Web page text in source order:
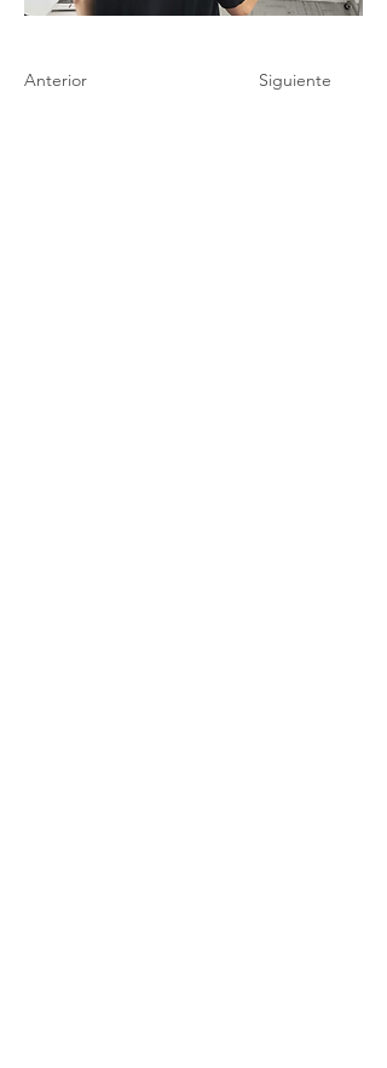
Anterior Siguiente